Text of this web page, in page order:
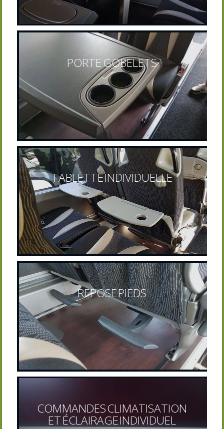
PORTE GOBELETS
TABLETTE INDIVIDUELLE
REPOSE PIEDS
COMMANDES CLIMATISATION
ET ÉCLAIRAGE INDIVIDUEL